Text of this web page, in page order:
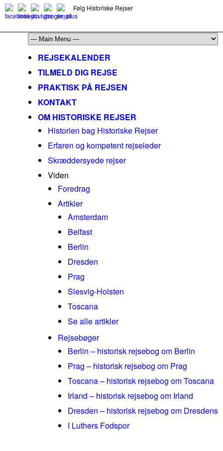
Følg Historiske Rejser
REJSEKALENDER
TILMELD DIG REJSE
PRAKTISK PÅ REJSEN
KONTAKT
OM HISTORISKE REJSER
Historien bag Historiske Rejser
Erfaren og kompetent rejseleder
Skræddersyede rejser
Viden
Foredrag
Artikler
Amsterdam
Belfast
Berlin
Dresden
Prag
Slesvig-Holsten
Toscana
Se alle artikler
Rejsebøger
Berlin – historisk rejsebog om Berlin
Prag – historisk rejsebog om Prag
Toscana – historisk rejsebog om Toscana
Irland – historisk rejsebog om Irland
Dresden – historisk rejsebog om Dresdens
I Luthers Fodspor